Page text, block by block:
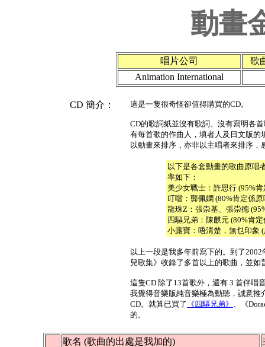
動畫
唱片公司
歌
Animation International
CD 簡介： 這是一隻很奇怪卻值得購買的CD。
CD的歌詞紙並沒有歌詞、沒有寫明各
有每首歌的作曲人，填者人及日文版的
以動畫來排序，亦非以主唱者來排序，
以下是各套動畫的歌曲原唱
率如下：
美少女戰士：許思行 (95%
叮噹：龔佩嫻 (80%肯定係原
龍珠Z：張崇基、張崇德
四驅兄弟：陳麒元 (80%肯
小露寶：唔清楚，無乜印象
以上一段是我多年前寫下的。到了
兒歌集》收錄了多首以上的歌曲，並如
這隻CD 除了13首歌外，還有 3 首伴唱
我覺得音樂版純音樂極為動聽，誠意
CD。就算已買了 《四驅兄弟》 、《
的。
歌名 (歌曲的出處是我加的)